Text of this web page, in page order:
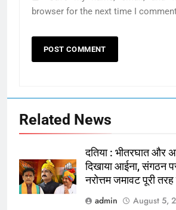
browser for the next time I
Related News
दतिया : भीतरघात और
दिखाया आईना, संगठन
नरोत्तम जमावट पूरी
admin
August 5,